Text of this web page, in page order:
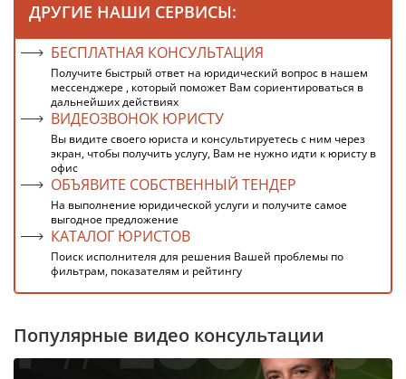
ДРУГИЕ НАШИ СЕРВИСЫ:
БЕСПЛАТНАЯ КОНСУЛЬТАЦИЯ
Получите быстрый ответ на юридический вопрос в нашем
мессенджере , который поможет Вам сориентироваться в
дальнейших действиях
ВИДЕОЗВОНОК ЮРИСТУ
Вы видите своего юриста и консультируетесь с ним через
экран, чтобы получить услугу, Вам не нужно идти к юристу в
офис
ОБЪЯВИТЕ СОБСТВЕННЫЙ ТЕНДЕР
На выполнение юридической услуги и получите самое
выгодное предложение
КАТАЛОГ ЮРИСТОВ
Поиск исполнителя для решения Вашей проблемы по
фильтрам, показателям и рейтингу
Популярные видео консультации